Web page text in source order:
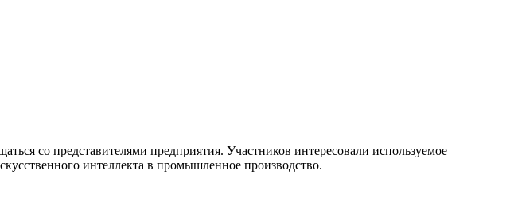
со представителями предприятия. Участников интересовали используемое
интеллекта в промышленное производство.